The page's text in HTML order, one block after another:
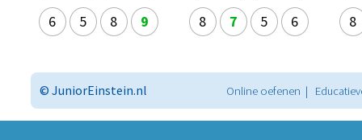
6 5 8 9 8 7 5 6 8
© JuniorEinstein.nl Online oefenen |